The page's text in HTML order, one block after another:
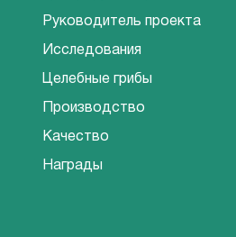
Руководитель проекта
Исследования
Целебные грибы
Производство
Качество
Награды